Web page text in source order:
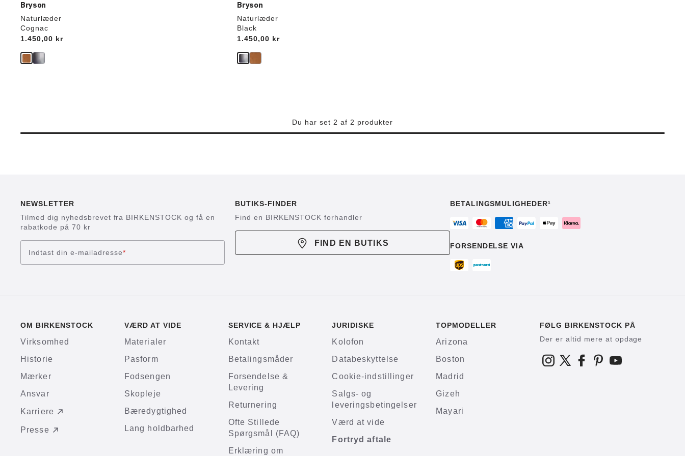
Bryson
Naturlæder
Cognac
Price:
1.450,00 kr
Bryson
Naturlæder
Black
Price:
1.450,00 kr
Du har set 2 af 2 produkter
NEWSLETTER
Tilmed dig nyhedsbrevet fra BIRKENSTOCK og få en
rabatkode på 70 kr
Indtast din e-mailadresse*
BUTIKS-FINDER
Find en BIRKENSTOCK forhandler
FIND EN BUTIKS
BETALINGSMULIGHEDER¹
FORSENDELSE VIA
OM BIRKENSTOCK
Virksomhed
Historie
Mærker
Ansvar
Karriere
Presse
VÆRD AT VIDE
Materialer
Pasform
Fodsengen
Skopleje
Bæredygtighed
Lang holdbarhed
SERVICE & HJÆLP
Kontakt
Betalingsmåder
Forsendelse &
Levering
Returnering
Ofte Stillede
Spørgsmål (FAQ)
Erklæring om
JURIDISKE
Kolofon
Databeskyttelse
Cookie-indstillinger
Salgs- og
leveringsbetingelser
Værd at vide
Fortryd aftale
TOPMODELLER
Arizona
Boston
Madrid
Gizeh
Mayari
FØLG BIRKENSTOCK PÅ
Der er altid mere at opdage